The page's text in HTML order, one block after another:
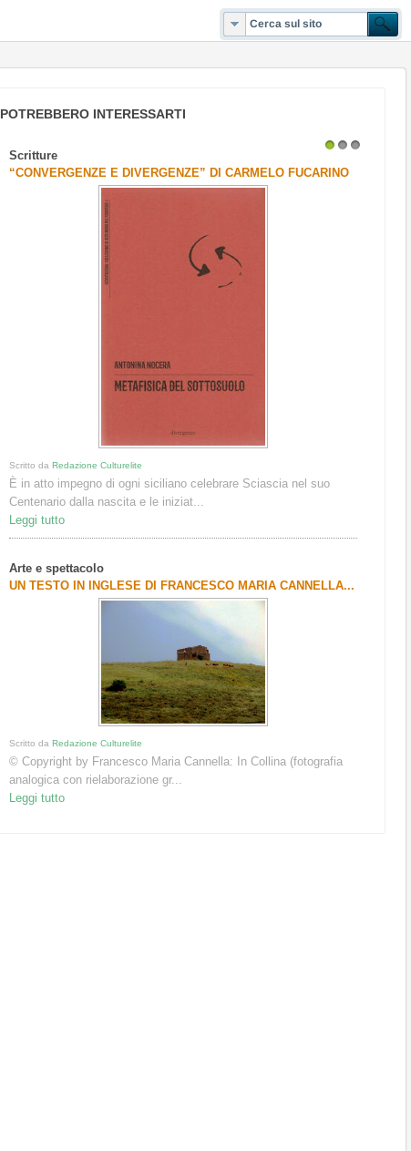
POTREBBERO INTERESSARTI
Scritture
“CONVERGENZE E DIVERGENZE” DI CARMELO FUCARINO
Scritto daRedazione Culturelite
È in atto impegno di ogni siciliano celebrare Sciascia nel suo
Centenario dalla nascita e le iniziat...
Leggi tutto
Arte e spettacolo
UN TESTO IN INGLESE DI FRANCESCO MARIA CANNELLA...
Scritto daRedazione Culturelite
© Copyright by Francesco Maria Cannella: In Collina (fotografia
analogica con rielaborazione gr...
Leggi tutto